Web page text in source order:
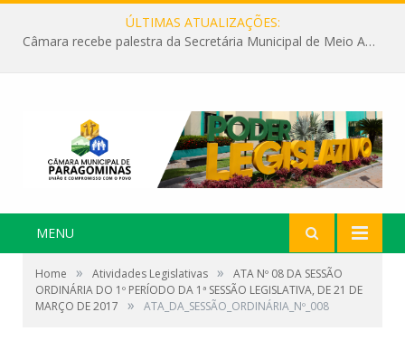
ÚLTIMAS ATUALIZAÇÕES:
Câmara recebe palestra da Secretária Municipal de Meio Ambiente sobre as ações da “SEMANA DO MEIO AMBIENTE”
MENU
Home » Atividades Legislativas »
ATA Nº 08 DA SESSÃO
ORDINÁRIA DO 1º PERÍODO DA 1ª SESSÃO LEGISLATIVA, DE 21 DE
MARÇO DE 2017
» ATA_DA_SESSÃO_ORDINÁRIA_Nº_008